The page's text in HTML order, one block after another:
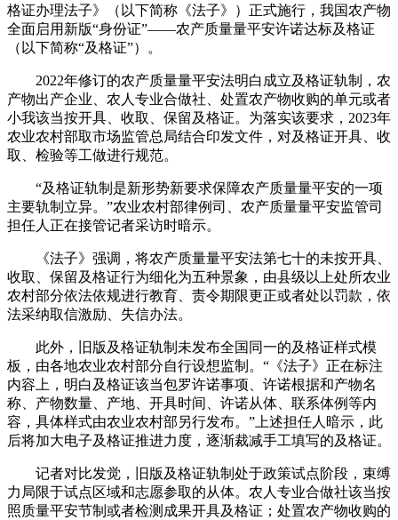
格证办理法子》（以下简称《法子》）正式施行，我国农产物
全面启用新版“身份证”——农产质量量平安许诺达标及格证
（以下简称“及格证”）。
2022年修订的农产质量量平安法明白成立及格证轨制，农
产物出产企业、农人专业合做社、处置农产物收购的单元或者
小我该当按开具、收取、保留及格证。为落实该要求，2023年
农业农村部取市场监管总局结合印发文件，对及格证开具、收
取、检验等工做进行规范。
“及格证轨制是新形势新要求保障农产质量量平安的一项
主要轨制立异。”农业农村部律例司、农产质量量平安监管司
担任人正在接管记者采访时暗示。
《法子》强调，将农产质量量平安法第七十的未按开具、
收取、保留及格证行为细化为五种景象，由县级以上处所农业
农村部分依法依规进行教育、责令期限更正或者处以罚款，依
法采纳取信激励、失信办法。
此外，旧版及格证轨制未发布全国同一的及格证样式模
板，由各地农业农村部分自行设想监制。“《法子》正在标注
内容上，明白及格证该当包罗许诺事项、许诺根据和产物名
称、产物数量、产地、开具时间、许诺从体、联系体例等内
容，具体样式由农业农村部另行发布。”上述担任人暗示，此
后将加大电子及格证推进力度，逐渐裁减手工填写的及格证。
记者对比发觉，旧版及格证轨制处于政策试点阶段，束缚
力局限于试点区域和志愿参取的从体。农人专业合做社该当按
照质量平安节制或者检测成果开具及格证；处置农产物收购的